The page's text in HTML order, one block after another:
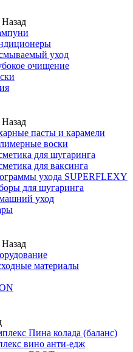
Назад
уход
очищение
Назад
пасты и карамели
воски
для шугаринга
для ваксинга
ухода SUPERFLEXY
для шугаринга
уход
Назад
материалы
Пина колада (баланс)
вино анти-едж